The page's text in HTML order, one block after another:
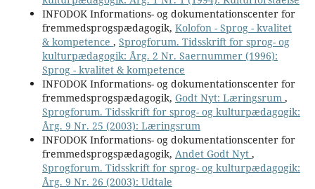
INFODOK Informations- og dokumentationscenter for
fremmedsprogspædagogik, Kolofon - Sprog - kvalitet
& kompetence , Sprogforum. Tidsskrift for sprog- og
kulturpædagogik: Årg. 2 Nr. Saernummer (1996):
Sprog - kvalitet & kompetence
INFODOK Informations- og dokumentationscenter for
fremmedsprogspædagogik, Godt Nyt: Læringsrum ,
Sprogforum. Tidsskrift for sprog- og kulturpædagogik:
Årg. 9 Nr. 25 (2003): Læringsrum
INFODOK Informations- og dokumentationscenter for
fremmedsprogspædagogik, Andet Godt Nyt ,
Sprogforum. Tidsskrift for sprog- og kulturpædagogik:
Årg. 9 Nr. 26 (2003): Udtale